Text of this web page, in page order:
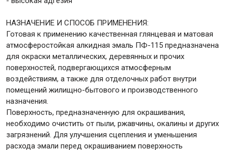
НАЗНАЧЕНИЕ И СПОСОБ ПРИМЕНЕНИЯ:
Готовая к применению качественная глянцевая и матовая
атмосферостойкая алкидная эмаль ПФ-115 предназначена
для окраски металлических, деревянных и прочих
поверхностей, подвергающихся атмосферным
воздействиям, а также для отделочных работ внутри
помещений жилищно-бытового и производственного
назначения.
Поверхность, предназначенную для окрашивания,
необходимо очистить от пыли, ржавчины, окалины и других
загрязнений. Для улучшения сцепления и уменьшения
расхода эмали перед окрашиванием поверхность
Всё для дома и сада
Товары для бани и сауны
Оборудование для клининга и уборки